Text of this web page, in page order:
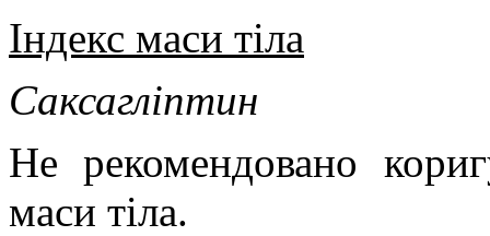
Індекс маси тіла
Саксагліптин
Не рекомендовано
маси тіла.